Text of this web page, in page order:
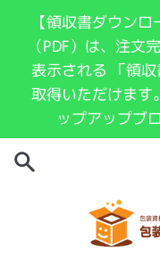
【領収書ダウン
（PDF）は、注
表示される 「領
取得いただけます
ップアップブ